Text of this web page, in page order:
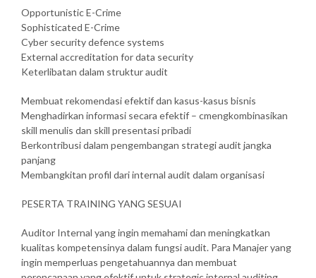
Opportunistic E-Crime
Sophisticated E-Crime
Cyber security defence systems
External accreditation for data security
Keterlibatan dalam struktur audit
Membuat rekomendasi efektif dan kasus-kasus bisnis
Menghadirkan informasi secara efektif – cmengkombinasikan
skill menulis dan skill presentasi pribadi
Berkontribusi dalam pengembangan strategi audit jangka
panjang
Membangkitan profil dari internal audit dalam organisasi
PESERTA TRAINING YANG SESUAI
Auditor Internal yang ingin memahami dan meningkatkan
kualitas kompetensinya dalam fungsi audit. Para Manajer yang
ingin memperluas pengetahuannya dan membuat